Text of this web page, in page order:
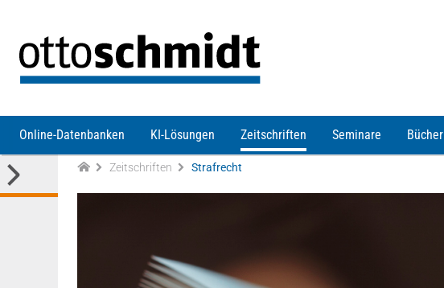
Online-Datenbanken KI-Lösungen Zeitschriften Seminare Bücher
Zeitschriften Strafrecht